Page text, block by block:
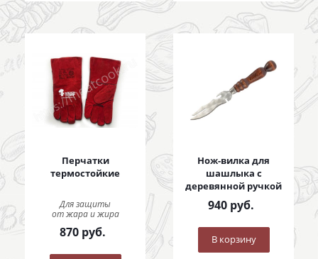
Перчатки
термостойкие
Для защиты
от жара и жира
870 руб.
Нож-вилка для
шашлыка с
деревянной ручкой
940 руб.
В корзину